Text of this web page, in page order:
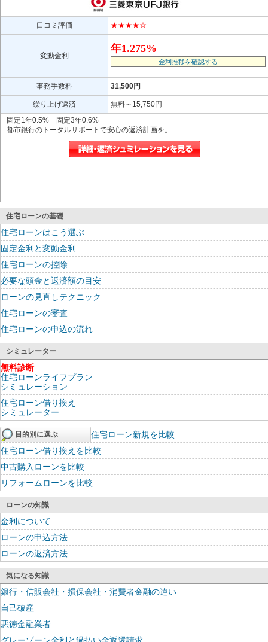
口コミ評価 ★★★★☆
変動金利
年1.275%
金利推移を確認する
事務手数料 31,500円
繰り上げ返済
無料～15,750円
固定1年0.5% 固定3年0.6%
都市銀行のトータルサポートで安心の返済計画を。
住宅ローンの基礎
住宅ローンはこう選ぶ
固定金利と変動金利
住宅ローンの控除
必要な頭金と返済額の目安
ローンの見直しテクニック
住宅ローンの審査
住宅ローンの申込の流れ
シミュレーター
無料診断
住宅ローンライフプラン
シミュレーション
住宅ローン借り換え
シミュレーター
目的別に選ぶ
住宅ローン新規を比較
住宅ローン借り換えを比較
中古購入ローンを比較
リフォームローンを比較
ローンの知識
金利について
ローンの申込方法
ローンの返済方法
気になる知識
銀行・信販会社・損保会社・消費者金融の違い
自己破産
悪徳金融業者